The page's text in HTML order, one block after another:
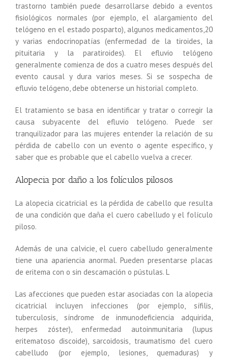
trastorno también puede desarrollarse debido a eventos
fisiológicos normales (por ejemplo, el alargamiento del
telógeno en el estado posparto), algunos medicamentos,20
y varias endocrinopatías (enfermedad de la tiroides, la
pituitaria y la paratiroides). El efluvio telógeno
generalmente comienza de dos a cuatro meses después del
evento causal y dura varios meses. Si se sospecha de
efluvio telógeno, debe obtenerse un historial completo.
El tratamiento se basa en identificar y tratar o corregir la
causa subyacente del efluvio telógeno. Puede ser
tranquilizador para las mujeres entender la relación de su
pérdida de cabello con un evento o agente específico, y
saber que es probable que el cabello vuelva a crecer.
Alopecia por daño a los folículos pilosos
La alopecia cicatricial es la pérdida de cabello que resulta
de una condición que daña el cuero cabelludo y el folículo
piloso.
Además de una calvicie, el cuero cabelludo generalmente
tiene una apariencia anormal. Pueden presentarse placas
de eritema con o sin descamación o pústulas. L
Las afecciones que pueden estar asociadas con la alopecia
cicatricial incluyen infecciones (por ejemplo, sífilis,
tuberculosis, síndrome de inmunodeficiencia adquirida,
herpes zóster), enfermedad autoinmunitaria (lupus
eritematoso discoide), sarcoidosis, traumatismo del cuero
cabelludo (por ejemplo, lesiones, quemaduras) y